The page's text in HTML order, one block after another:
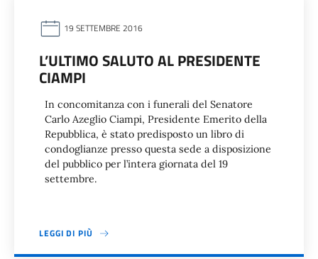
19 SETTEMBRE 2016
L’ULTIMO SALUTO AL PRESIDENTE
CIAMPI
In concomitanza con i funerali del Senatore
Carlo Azeglio Ciampi, Presidente Emerito della
Repubblica, è stato predisposto un libro di
condoglianze presso questa sede a disposizione
del pubblico per l’intera giornata del 19
settembre.
LEGGI DI PIÙ